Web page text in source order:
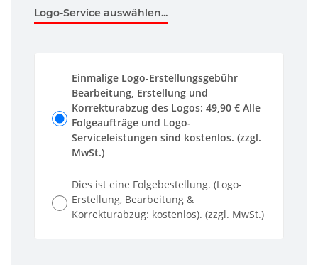
Logo-Service auswählen...
Einmalige Logo-Erstellungsgebühr
Bearbeitung, Erstellung und
Korrekturabzug des Logos: 49,90 € Alle
Folgeaufträge und Logo-
Serviceleistungen sind kostenlos. (zzgl.
MwSt.)
Dies ist eine Folgebestellung. (Logo-
Erstellung, Bearbeitung &
Korrekturabzug: kostenlos). (zzgl. MwSt.)